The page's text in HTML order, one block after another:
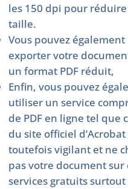
les 150 dpi pour
taille.
Vous pouvez également
exporter votre
un format PDF réduit,
Enfin, vous pouvez
utiliser un service
de PDF en ligne tel que
du site officiel d’Acrobat
toutefois vigilant et ne
pas votre document sur
services gratuits surtout